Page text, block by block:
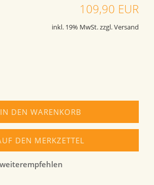
109,90 EUR
inkl. 19% MwSt. zzgl. Versand
IN DEN WARENKORB
DEN MERKZETTEL